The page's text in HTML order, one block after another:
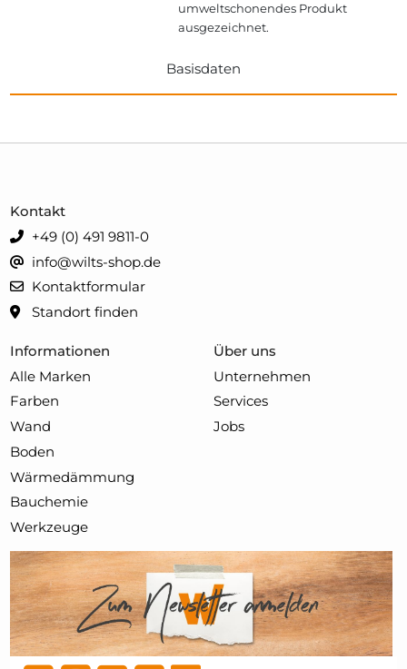
umweltschonendes Produkt
ausgezeichnet.
Basisdaten
Informationen
Alle Marken
Farben
Wand
Boden
Wärmedämmung
Bauchemie
Werkzeuge
Über uns
Unternehmen
Services
Jobs
Kontakt
+49 (0) 491 9811-0
info@wilts-shop.de
Kontaktformular
Standort finden